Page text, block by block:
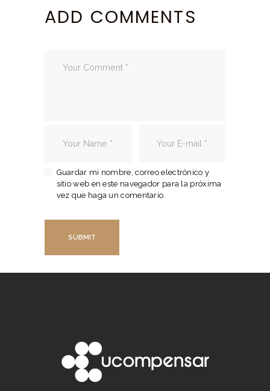
ADD COMMENTS
Guardar mi nombre, correo electrónico y
sitio web en este navegador para la próxima
vez que haga un comentario.